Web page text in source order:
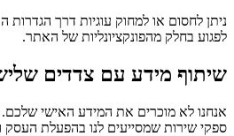
ניתן לחסום או למחוק עוגיות דרך הגדרות
לפגוע בחלק מהפונקציונליות של האתר.
שיתוף מידע עם צדדים
אנחנו לא מוכרים את המידע האישי
ספקי שירות שמסייעים לנו בהפעלת